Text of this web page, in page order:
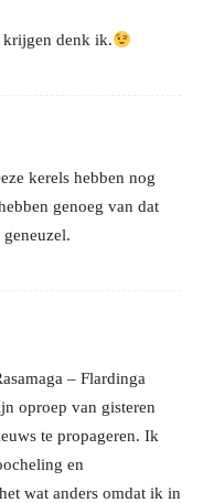
krijgen denk ik.
kerels hebben nog
genoeg van dat
– Flardinga
oproep van gisteren
te propageren. Ik
en
wat anders omdat ik in